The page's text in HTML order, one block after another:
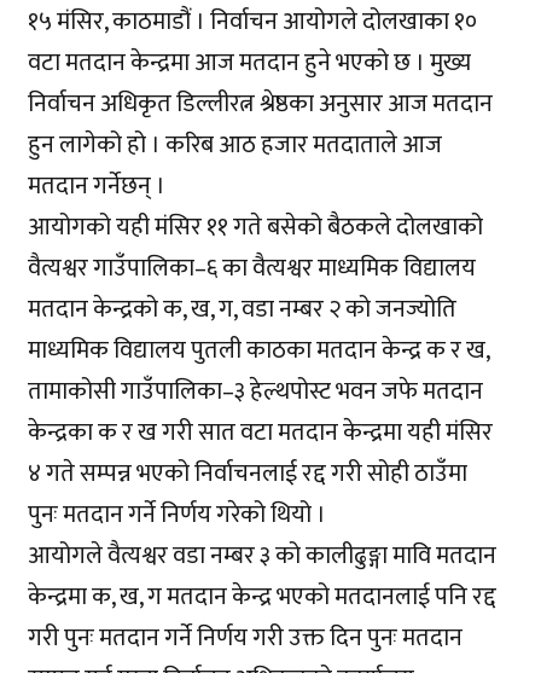
१५ मंसिर, काठमाडौं । निर्वाचन आयोगले दोलखाका १०
वटा मतदान केन्द्रमा आज मतदान हुने भएको छ । मुख्य
निर्वाचन अधिकृत डिल्लीरत्न श्रेष्ठका अनुसार आज मतदान
हुन लागेको हो । करिब आठ हजार मतदाताले आज
मतदान गर्नेछन् ।
आयोगको यही मंसिर ११ गते बसेको बैठकले दोलखाको
वैत्यश्वर गाउँपालिका–६ का वैत्यश्वर माध्यमिक विद्यालय
मतदान केन्द्रको क, ख, ग, वडा नम्बर २ को जनज्योति
माध्यमिक विद्यालय पुतली काठका मतदान केन्द्र क र ख,
तामाकोसी गाउँपालिका–३ हेल्थपोस्ट भवन जफे मतदान
केन्द्रका क र ख गरी सात वटा मतदान केन्द्रमा यही मंसिर
४ गते सम्पन्न भएको निर्वाचनलाई रद्द गरी सोही ठाउँमा
पुनः मतदान गर्ने निर्णय गरेको थियो ।
आयोगले वैत्यश्वर वडा नम्बर ३ को कालीढुङ्गा मावि मतदान
केन्द्रमा क, ख, ग मतदान केन्द्र भएको मतदानलाई पनि रद्द
गरी पुनः मतदान गर्ने निर्णय गरी उक्त दिन पुनः मतदान